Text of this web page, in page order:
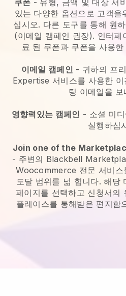
쿠폰 - 유형, 금액 및 대상 서
있는 다양한 옵션으로 고객
십시오. 다른 도구를 통해 원
(이메일 캠페인 권장). 인터페
료 된 쿠폰과 쿠폰을 사용
이메일 캠페인 - 귀하의 프
Expertise 서비스를 사용한
팅 이메일을 보
영향력있는 캠페인 - 소셜 미
실행하십
Join one of the
- 주변의 Blackbell
Woocommerce 전문 서비스
도달 범위를 넓 힙니다. 해당
페이지를 선택하고 신청서의
플레이스를 통해받은 편지함